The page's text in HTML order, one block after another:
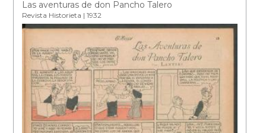
Las aventuras de don Pancho Talero
Revista Historieta | 1932